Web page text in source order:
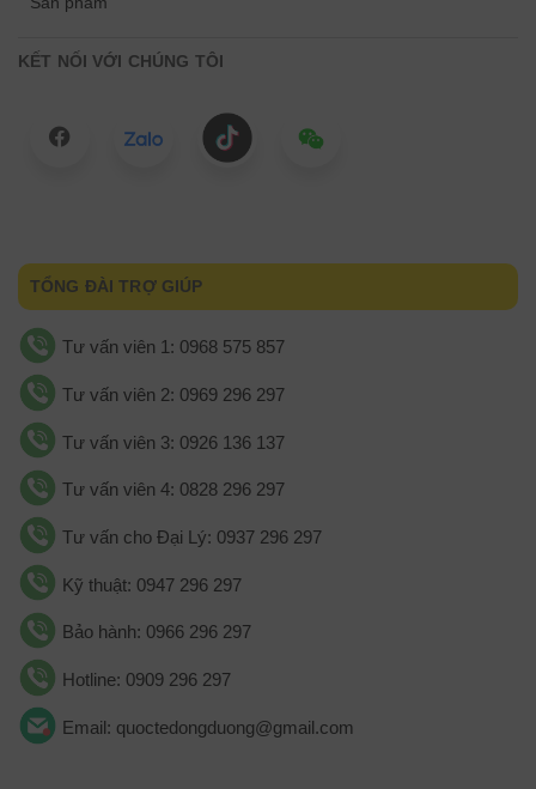
KẾT NỐI VỚI CHÚNG TÔI
TỔNG ĐÀI TRỢ GIÚP
Tư vấn viên 1: 0968 575 857
Tư vấn viên 2: 0969 296 297
Tư vấn viên 3: 0926 136 137
Tư vấn viên 4: 0828 296 297
Tư vấn cho Đại Lý: 0937 296 297
Kỹ thuật: 0947 296 297
Bảo hành: 0966 296 297
Hotline: 0909 296 297
Email: quoctedongduong@gmail.com